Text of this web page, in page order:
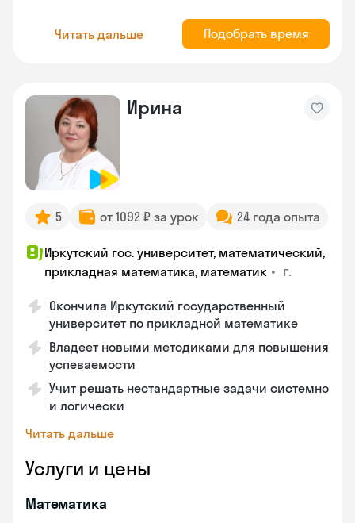
Читать дальше Подобрать время
Ирина
5 от 1092 ₽ за урок 24 года опыта
Иркутский гос. университет, математический,
прикладная математика, математик • г.
Окончила Иркутский государственный
университет по прикладной математике
Владеет новыми методиками для повышения
успеваемости
Учит решать нестандартные задачи системно
и логически
Читать дальше
Услуги и цены
Математика